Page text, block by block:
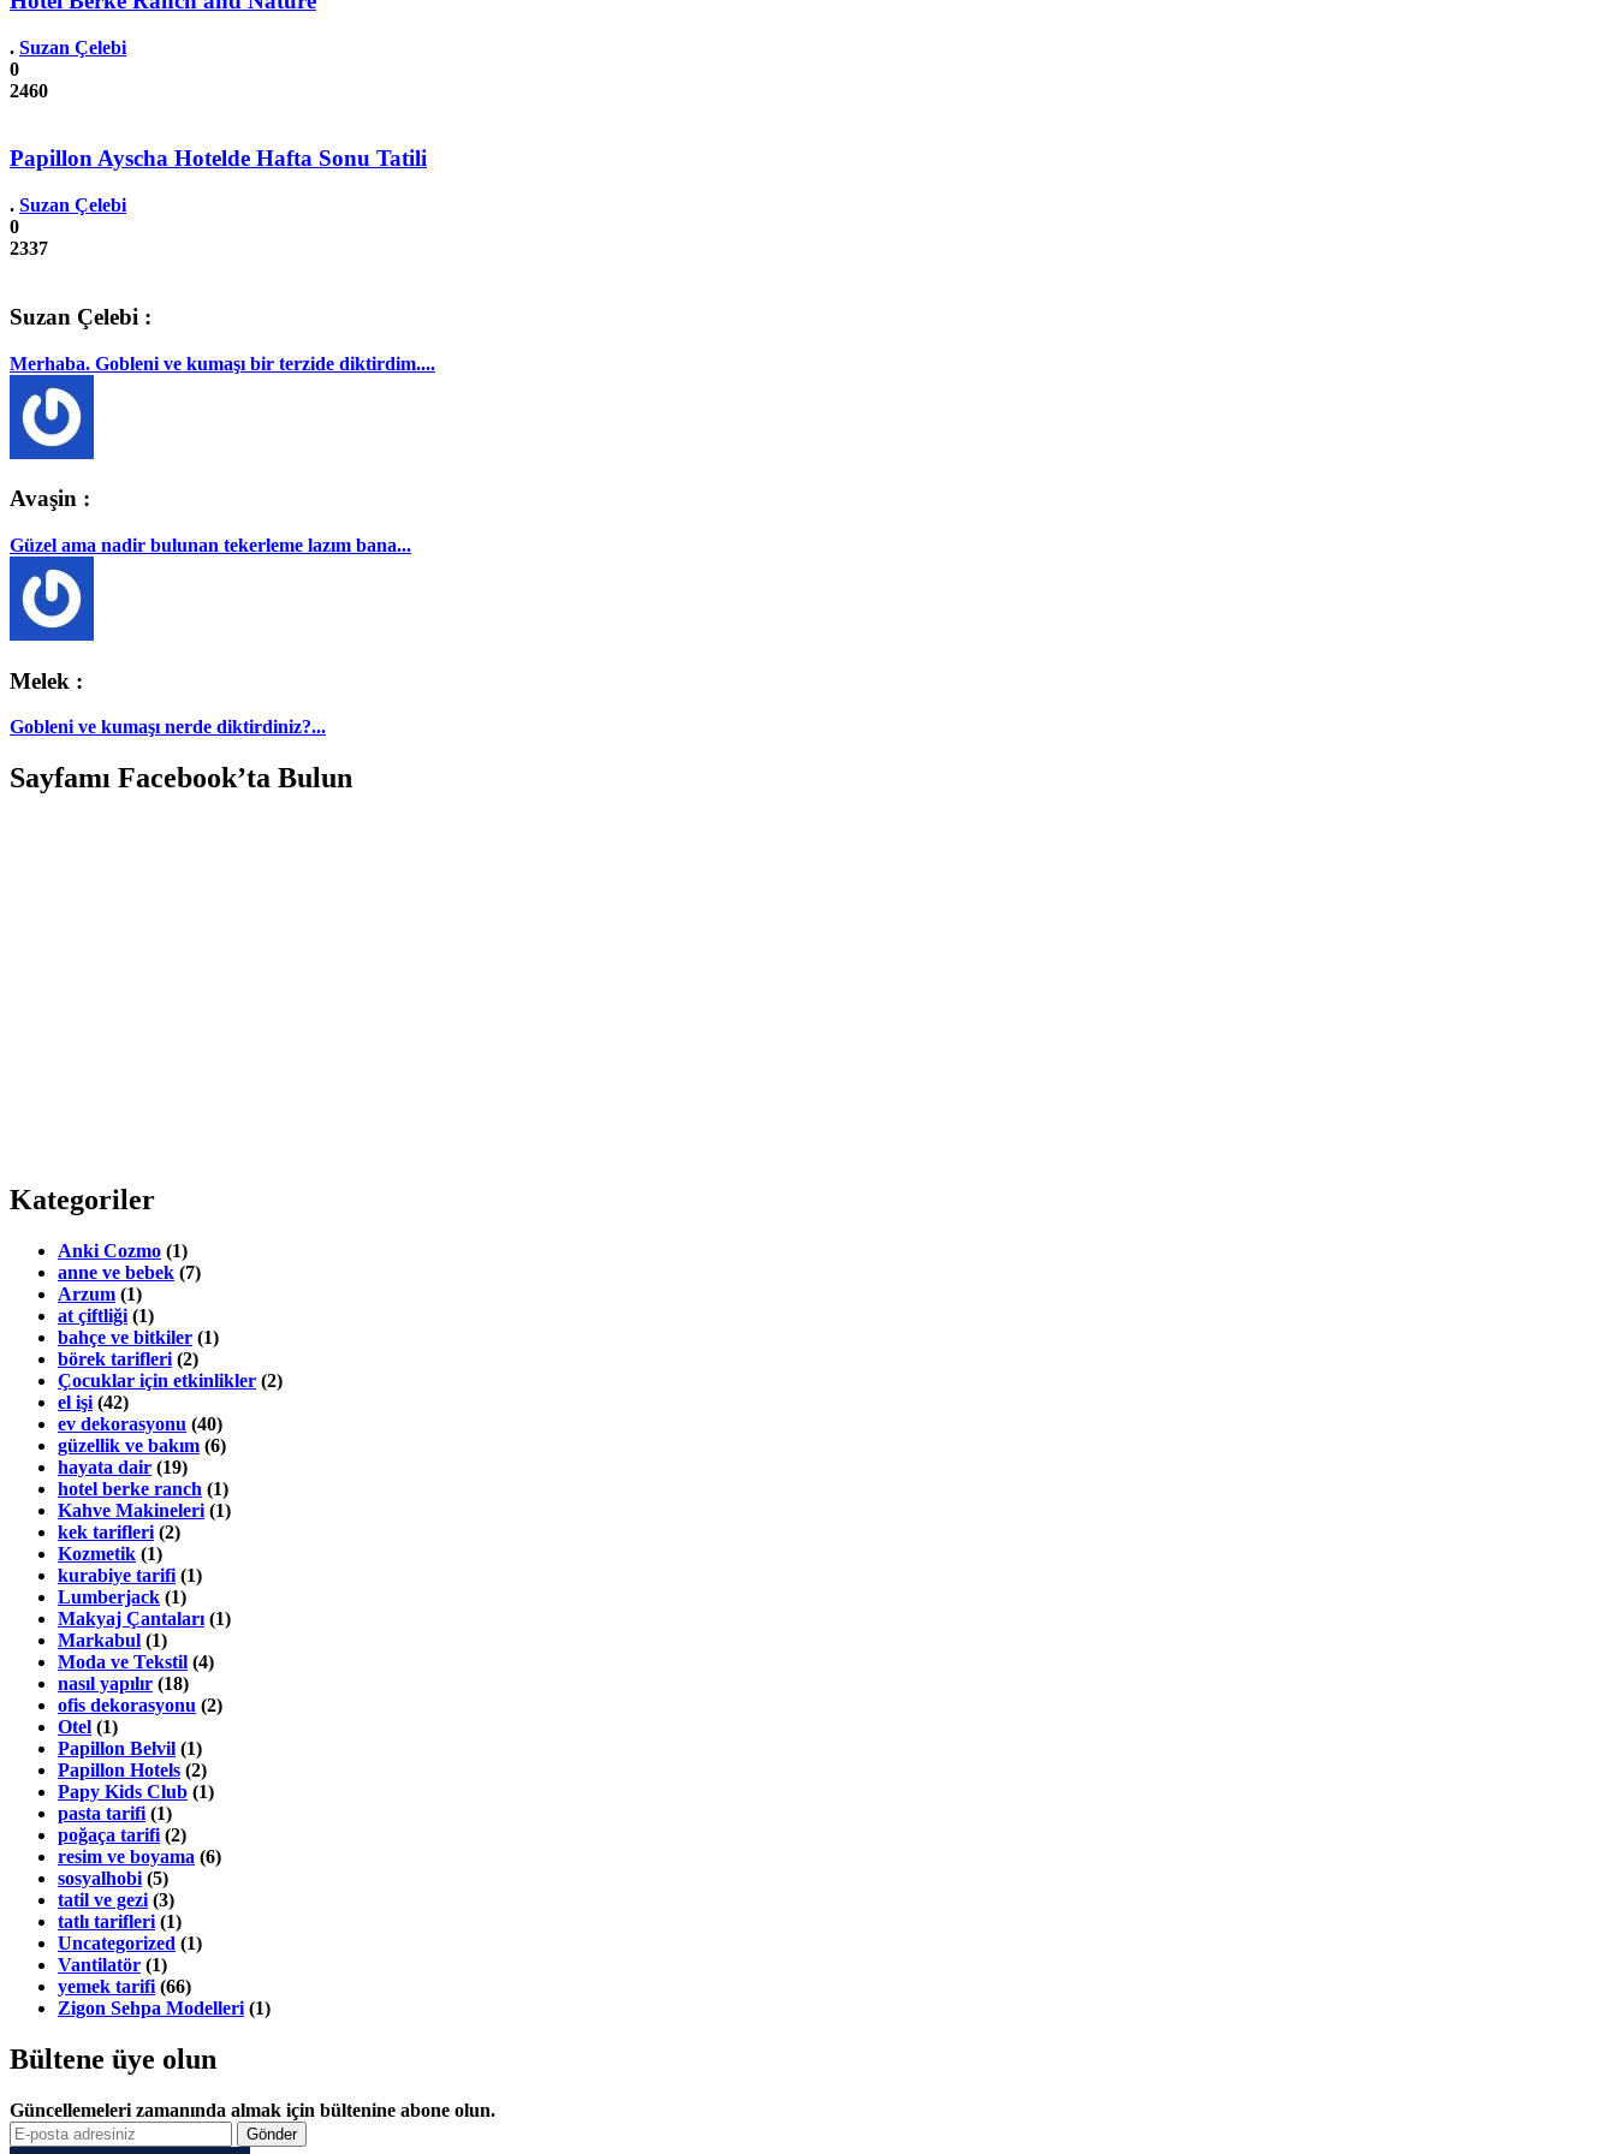
. Suzan Çelebi
0
2460
Papillon Ayscha Hotelde Hafta Sonu Tatili
. Suzan Çelebi
0
2337
Suzan Çelebi :
Merhaba. Gobleni ve kumaşı bir terzide diktirdim....
Avaşin :
Güzel ama nadir bulunan tekerleme lazım bana...
Melek :
Gobleni ve kumaşı nerde diktirdiniz?...
Sayfamı Facebook’ta Bulun
Kategoriler
Anki Cozmo (1)
anne ve bebek (7)
Arzum (1)
at çiftliği (1)
bahçe ve bitkiler (1)
börek tarifleri (2)
Çocuklar için etkinlikler (2)
el işi (42)
ev dekorasyonu (40)
güzellik ve bakım (6)
hayata dair (19)
hotel berke ranch (1)
Kahve Makineleri (1)
kek tarifleri (2)
Kozmetik (1)
kurabiye tarifi (1)
Lumberjack (1)
Makyaj Çantaları (1)
Markabul (1)
Moda ve Tekstil (4)
nasıl yapılır (18)
ofis dekorasyonu (2)
Otel (1)
Papillon Belvil (1)
Papillon Hotels (2)
Papy Kids Club (1)
pasta tarifi (1)
poğaça tarifi (2)
resim ve boyama (6)
sosyalhobi (5)
tatil ve gezi (3)
tatlı tarifleri (1)
Uncategorized (1)
Vantilatör (1)
yemek tarifi (66)
Zigon Sehpa Modelleri (1)
Bültene üye olun
Güncellemeleri zamanında almak için bültenine abone olun.